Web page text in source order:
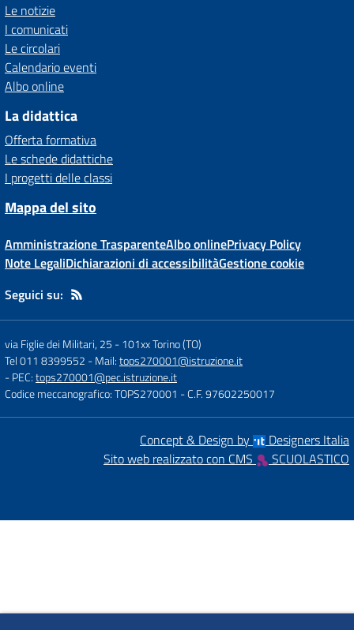
Le notizie
I comunicati
Le circolari
Calendario eventi
Albo online
La didattica
Offerta formativa
Le schede didattiche
I progetti delle classi
Mappa del sito
Amministrazione TrasparenteAlbo onlinePrivacy Policy
Note LegaliDichiarazioni di accessibilitàGestione cookie
Seguici su:
via Figlie dei Militari, 25 -101xx Torino (TO)
Tel 011 8399552 - Mail:tops270001@istruzione.it
- PEC:tops270001@pec.istruzione.it
Codice meccanografico: TOPS270001 - C.F. 97602250017
Concept & Design by
Designers Italia
Sito web realizzato con CMS
SCUOLASTICO